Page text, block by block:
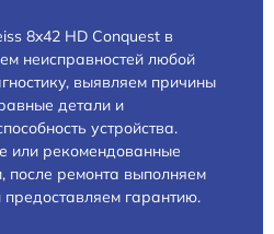
8x42 HD Conquest в
неисправностей любой
выявляем причины
детали и
устройства.
или рекомендованные
после ремонта выполняем
гарантию.